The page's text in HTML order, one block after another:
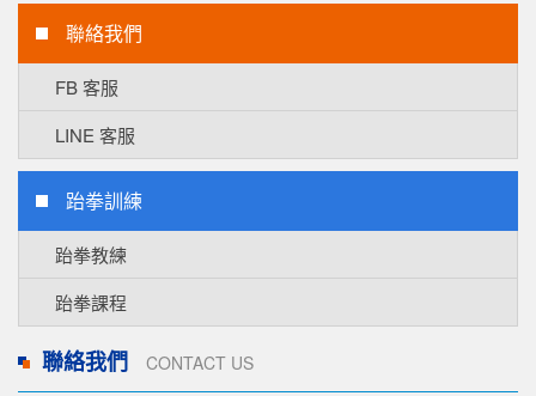
聯絡我們
FB 客服
LINE 客服
跆拳訓練
跆拳教練
跆拳課程
聯絡我們 CONTACT US